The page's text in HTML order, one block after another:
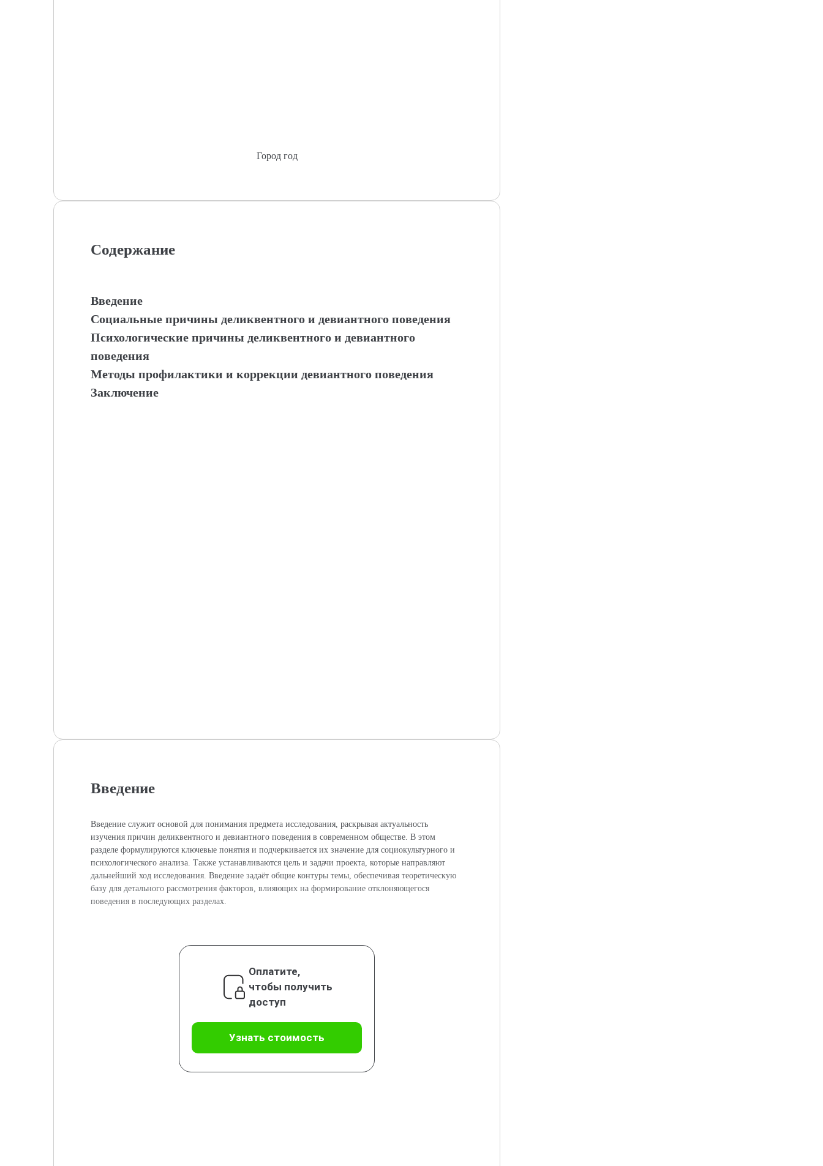
Город год
Содержание
Введение
Социальные причины деликвентного и девиантного поведения
Психологические причины деликвентного и девиантного
поведения
Методы профилактики и коррекции девиантного поведения
Заключение
Введение
Введение служит основой для понимания предмета исследования, раскрывая актуальность
изучения причин деликвентного и девиантного поведения в современном обществе. В этом
разделе формулируются ключевые понятия и подчеркивается их значение для социокультурного и
психологического анализа. Также устанавливаются цель и задачи проекта, которые направляют
дальнейший ход исследования. Введение задаёт общие контуры темы, обеспечивая теоретическую
базу для детального рассмотрения факторов, влияющих на формирование отклоняющегося
поведения в последующих разделах.
Оплатите,
чтобы получить
доступ
Узнать стоимость